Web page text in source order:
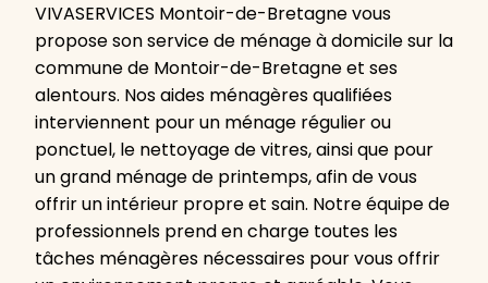
VIVASERVICES Montoir-de-Bretagne vous
propose son service de ménage à domicile sur la
commune de Montoir-de-Bretagne et ses
alentours. Nos aides ménagères qualifiées
interviennent pour un ménage régulier ou
ponctuel, le nettoyage de vitres, ainsi que pour
un grand ménage de printemps, afin de vous
offrir un intérieur propre et sain. Notre équipe de
professionnels prend en charge toutes les
tâches ménagères nécessaires pour vous offrir